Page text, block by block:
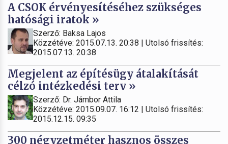
A CSOK érvényesítéséhez szükséges
hatósági iratok »
Szerző: Baksa Lajos
Közzétéve: 2015.07.13. 20:38 | Utolsó frissítés:
2015.07.13. 20:38
Megjelent az építésügy átalakítását
célzó intézkedési terv »
Szerző: Dr. Jámbor Attila
Közzétéve: 2015.09.07. 16:12 | Utolsó frissítés:
2015.12.15. 09:35
300 négyzetméter hasznos összes